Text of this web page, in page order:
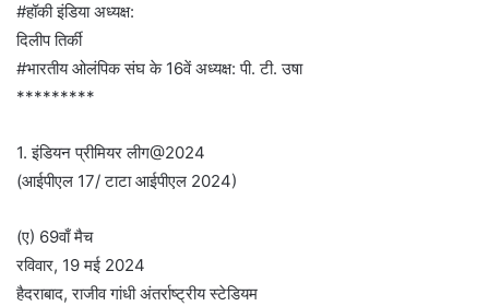
#हॉकी इंडिया अध्यक्ष:
दिलीप तिर्की
#भारतीय ओलंपिक संघ के 16वें अध्यक्ष: पी. टी. उषा
*********
1. इंडियन प्रीमियर लीग@2024
(आईपीएल 17/ टाटा आईपीएल 2024)
(ए) 69वाँ मैच
रविवार, 19 मई 2024
हैदराबाद, राजीव गांधी अंतर्राष्ट्रीय स्टेडियम